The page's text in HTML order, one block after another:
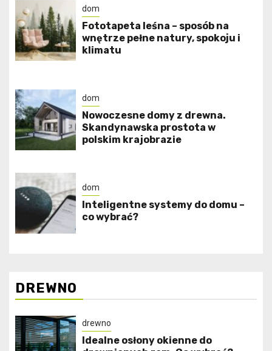
dom
​Fototapeta leśna – sposób na
wnętrze pełne natury, spokoju i
klimatu
dom
Nowoczesne domy z drewna.
Skandynawska prostota w
polskim krajobrazie
dom
Inteligentne systemy do domu –
co wybrać?
DREWNO
drewno
Idealne osłony okienne do